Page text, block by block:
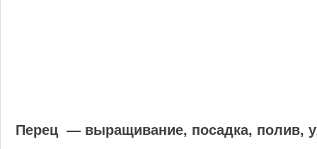
Перец — выращивание, посадка, полив,